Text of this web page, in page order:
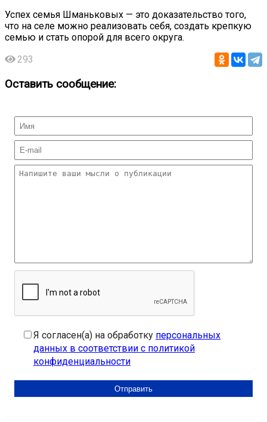
Успех семья Шманьковых — это доказательство того,
что на селе можно реализовать себя, создать крепкую
семью и стать опорой для всего округа.
293
Оставить сообщение:
Я согласен(а) на обработку персональных
данных в соответствии с политикой
конфиденциальности